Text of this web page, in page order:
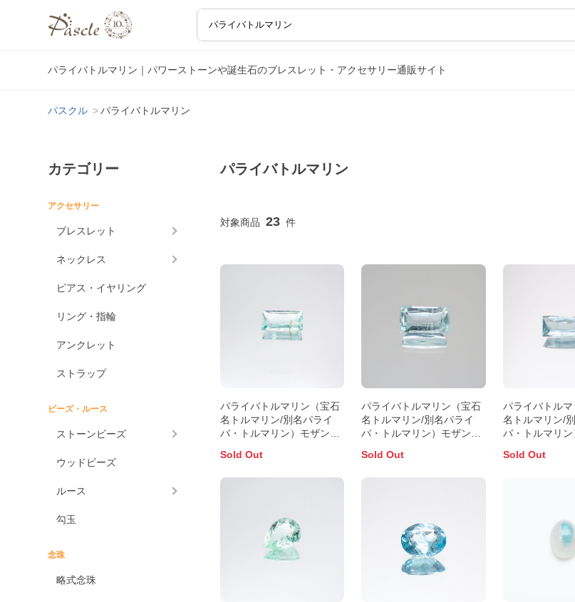
パライバトルマリン｜パワーストーンや誕生石のブレスレット・アクセサリー通販サイト
パスクル パライバトルマリン
カテゴリー
アクセサリー
ブレスレット
ネックレス
ピアス・イヤリング
リング・指輪
アンクレット
ストラップ
ビーズ・ルース
ストーンビーズ
ウッドビーズ
ルース
勾玉
念珠
略式念珠
パライバトルマリン
23
パライバトルマリン（宝石
名トルマリン/別名パライ
バ・トルマリン）モザンビ
8.4x4.5mm前後
Sold Out
パライバトルマリン（宝石
名トルマリン/別名パライ
バ・トルマリン）モザンビ
7.8x4.2mm前後
Sold Out
パライバトル
名トルマリン/
バ・トルマリン
8.1x4.0mm前後
Sold Out